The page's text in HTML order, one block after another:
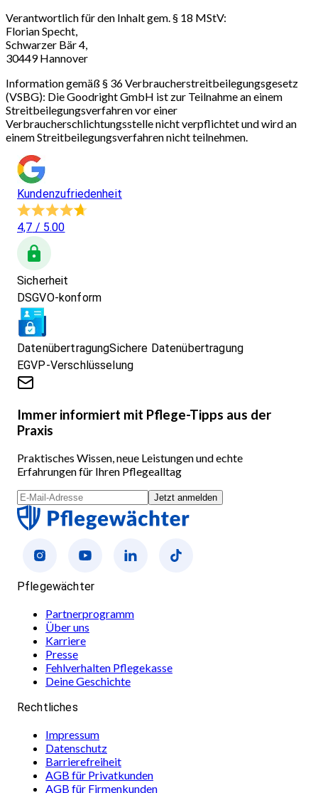
Verantwortlich für den Inhalt gem. § 18 MStV:
Florian Specht,
Schwarzer Bär 4,
30449 Hannover
Information gemäß § 36 Verbraucherstreitbeilegungsgesetz
(VSBG): Die Goodright GmbH ist zur Teilnahme an einem
Streitbeilegungsverfahren vor einer
Verbraucherschlichtungsstelle nicht verpflichtet und wird an
einem Streitbeilegungsverfahren nicht teilnehmen.
Kundenzufriedenheit
4,7 / 5.00
Sicherheit
DSGVO-konform
DatenübertragungSichere Datenübertragung
EGVP-Verschlüsselung
Immer informiert mit Pflege-Tipps aus der
Praxis
Praktisches Wissen, neue Leistungen und echte
Erfahrungen für Ihren Pflegealltag
Jetzt anmelden
Pflegewächter
Partnerprogramm
Über uns
Karriere
Presse
Fehlverhalten Pflegekasse
Deine Geschichte
Rechtliches
Impressum
Datenschutz
Barrierefreiheit
AGB für Privatkunden
AGB für Firmenkunden